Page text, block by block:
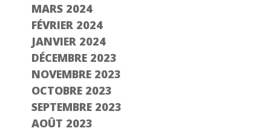
MARS 2024
FÉVRIER 2024
JANVIER 2024
DÉCEMBRE 2023
NOVEMBRE 2023
OCTOBRE 2023
SEPTEMBRE 2023
AOÛT 2023